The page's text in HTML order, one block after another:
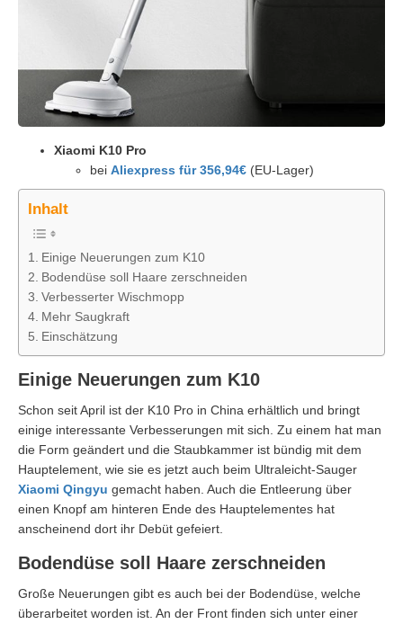
Xiaomi K10 Pro
bei Aliexpress für 356,94€ (EU-Lager)
Inhalt
Einige Neuerungen zum K10
Bodendüse soll Haare zerschneiden
Verbesserter Wischmopp
Mehr Saugkraft
Einschätzung
Einige Neuerungen zum K10
Schon seit April ist der K10 Pro in China erhältlich und bringt
einige interessante Verbesserungen mit sich. Zu einem hat man
die Form geändert und die Staubkammer ist bündig mit dem
Hauptelement, wie sie es jetzt auch beim Ultraleicht-Sauger
Xiaomi Qingyu gemacht haben. Auch die Entleerung über
einen Knopf am hinteren Ende des Hauptelementes hat
anscheinend dort ihr Debüt gefeiert.
Bodendüse soll Haare zerschneiden
Große Neuerungen gibt es auch bei der Bodendüse, welche
überarbeitet worden ist. An der Front finden sich unter einer